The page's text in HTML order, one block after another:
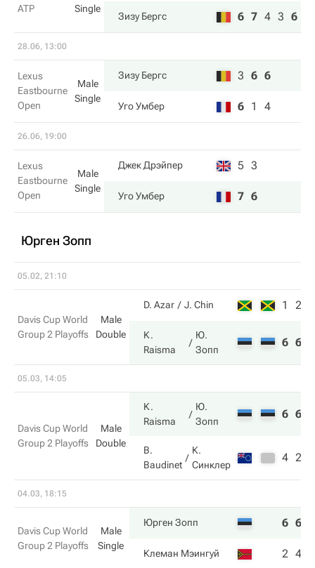
ATP
Single
Зизу Бергс 6 7 4 3 6
28.06, 13:00
Lexus
Eastbourne
Open
Male
Single
Зизу Бергс 3 6 6
Уго Умбер 6 1 4
26.06, 19:00
Lexus
Eastbourne
Open
Male
Single
Джек Дрэйпер 5 3
Уго Умбер 7 6
Юрген Зопп
05.02, 21:10
Davis Cup World
Group 2 Playoffs
Male
Double
D. Azar J. Chin 1 2
K.
Raisma
Ю.
Зопп
6 6
05.03, 14:05
Davis Cup World
Group 2 Playoffs
Male
Double
K.
Raisma
Ю.
Зопп
6 6
B.
Baudinet
К.
Синклер
4 2
04.03, 18:15
Davis Cup World
Group 2 Playoffs
Male
Single
Юрген Зопп 6 6
Клеман Мэингуй 2 4